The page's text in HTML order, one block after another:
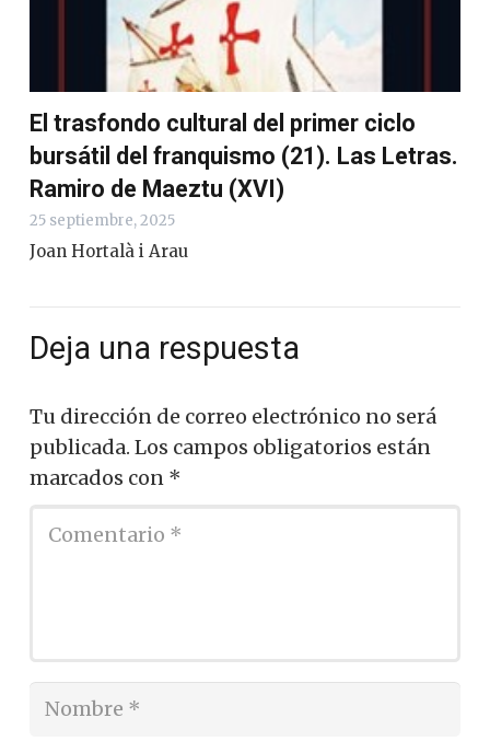
El trasfondo cultural del primer ciclo
bursátil del franquismo (21). Las Letras.
Ramiro de Maeztu (XVI)
25 septiembre, 2025
Joan Hortalà i Arau
Deja una respuesta
Tu dirección de correo electrónico no será
publicada. Los campos obligatorios están
marcados con *